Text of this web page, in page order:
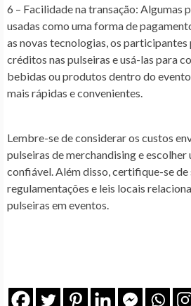
6 – Facilidade na transação: Algumas
usadas como uma forma de
as novas tecnologias, os
créditos nas pulseiras e usá-las para
bebidas ou produtos dentro do
mais rápidas e convenientes.
Lembre-se de considerar os custos
pulseiras de merchandising e
confiável. Além disso, certifique-se de
regulamentações e leis locais
pulseiras em eventos.